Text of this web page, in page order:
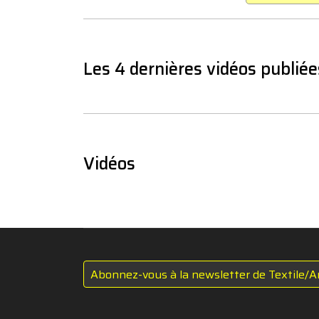
Les 4 dernières vidéos
Vidéos
Abonnez-vous à la newsletter de Textile/